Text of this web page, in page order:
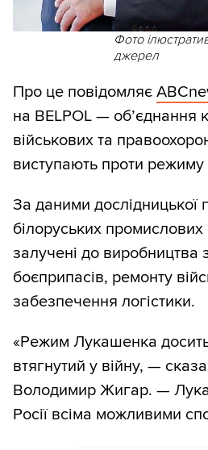
Фото
джерел
Про це повідомляє
на BELPOL — об’єднання
військових та
виступають проти
За даними дослідницької
білоруських промислових
залучені до виробництва
боєприпасів, ремонту
забезпечення логістики.
«Режим Лукашенка
втягнутий у війну, —
Володимир Жигар. —
Росії всіма можливими